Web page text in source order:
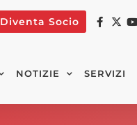
Diventa Socio
NOTIZIE SERVIZI